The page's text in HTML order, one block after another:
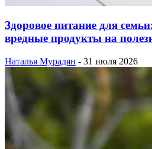
Здоровое питание для
вредные продукты на
Наталья Мурадян - 31 июля 2026